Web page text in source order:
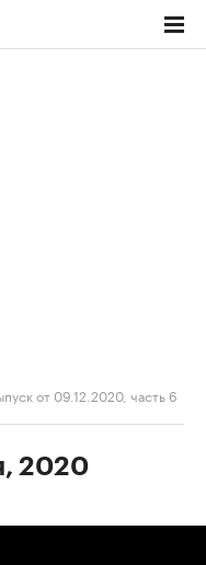
от 09.12.2020, часть 6
2020